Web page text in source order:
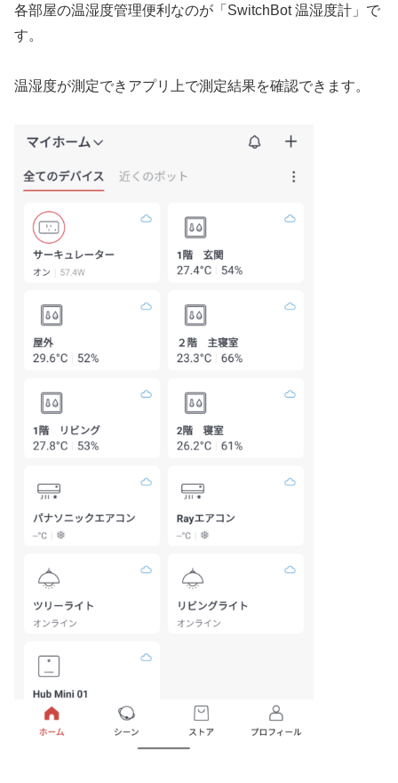
各部屋の温湿度管理便利なのが「SwitchBot 温湿度計」で
す。
温湿度が測定できアプリ上で測定結果を確認できます。